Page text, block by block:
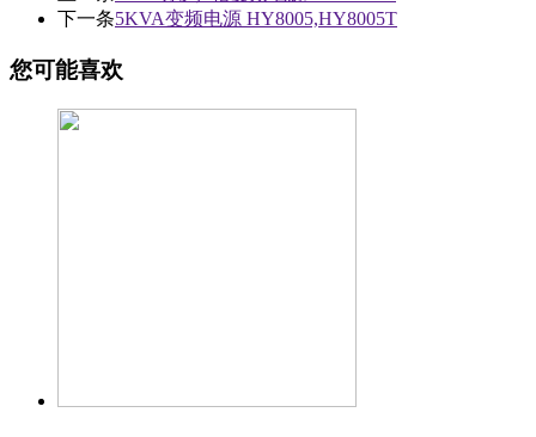
下一条5KVA变频电源 HY8005,HY8005T
您可能喜欢